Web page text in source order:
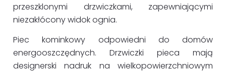
przeszklonymi drzwiczkami, zapewniającymi
niezakłócony widok ognia.
Piec kominkowy odpowiedni do domów
energooszczędnych. Drzwiczki pieca mają
designerski nadruk na wielkopowierzchniowym